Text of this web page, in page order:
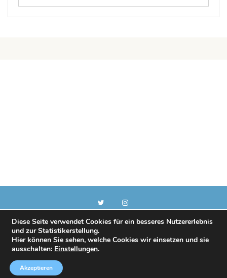
Copyright © 2018
Diese Seite verwendet Cookies für ein besseres Nutzererlebnis
und zur Statistikerstellung.
Hier können Sie sehen, welche Cookies wir einsetzen und sie
ausschalten: Einstellungen.
Akzeptieren